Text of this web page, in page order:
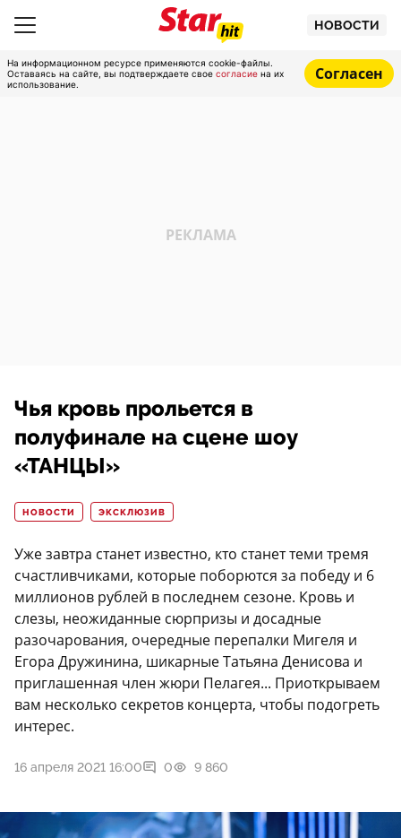
НОВОСТИ
На информационном ресурсе применяются cookie-файлы.
Оставаясь на сайте, вы подтверждаете свое согласие на их
использование.
Согласен
Чья кровь прольется в
полуфинале на сцене шоу
«ТАНЦЫ»
НОВОСТИ ЭКСКЛЮЗИВ
Уже завтра станет известно, кто станет теми тремя
счастливчиками, которые поборются за победу и 6
миллионов рублей в последнем сезоне. Кровь и
слезы, неожиданные сюрпризы и досадные
разочарования, очередные перепалки Мигеля и
Егора Дружинина, шикарные Татьяна Денисова и
приглашенная член жюри Пелагея... Приоткрываем
вам несколько секретов концерта, чтобы подогреть
интерес.
16 апреля 2021 16:00 0 9 860